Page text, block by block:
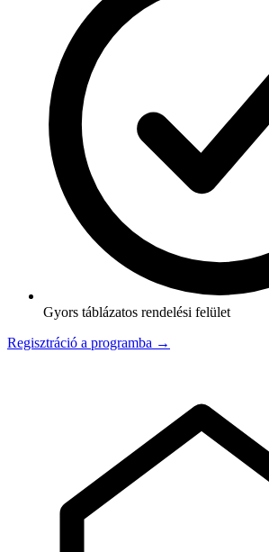
Gyors táblázatos rendelési felület
Regisztráció a programba →